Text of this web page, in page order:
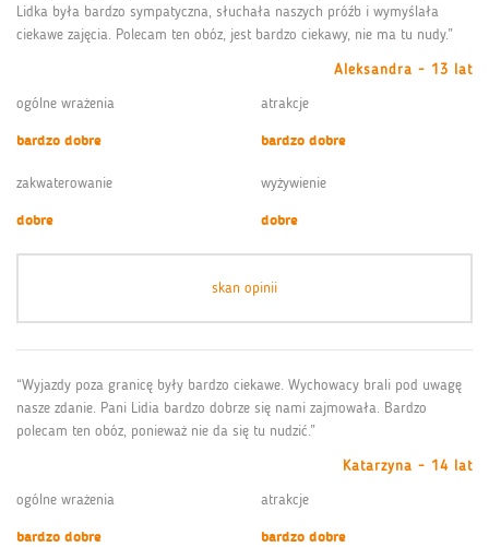
Lidka była bardzo sympatyczna, słuchała naszych próźb i wymyślała
ciekawe zajęcia. Polecam ten obóz, jest bardzo ciekawy, nie ma tu nudy.”
Aleksandra - 13 lat
ogólne wrażenia
bardzo dobre
atrakcje
bardzo dobre
zakwaterowanie
dobre
wyżywienie
dobre
skan opinii
“Wyjazdy poza granicę były bardzo ciekawe. Wychowacy brali pod uwagę
nasze zdanie. Pani Lidia bardzo dobrze się nami zajmowała. Bardzo
polecam ten obóz, ponieważ nie da się tu nudzić.”
Katarzyna - 14 lat
ogólne wrażenia
bardzo dobre
atrakcje
bardzo dobre